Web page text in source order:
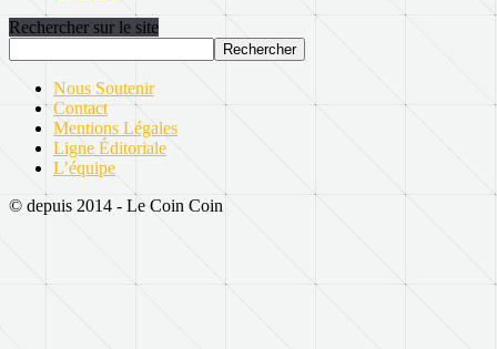
Rechercher sur le site
Nous Soutenir
Contact
Mentions Légales
Ligne Éditoriale
L’équipe
© depuis 2014 - Le Coin Coin